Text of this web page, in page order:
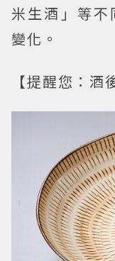
米生酒」等
變化。
【提醒您：酒